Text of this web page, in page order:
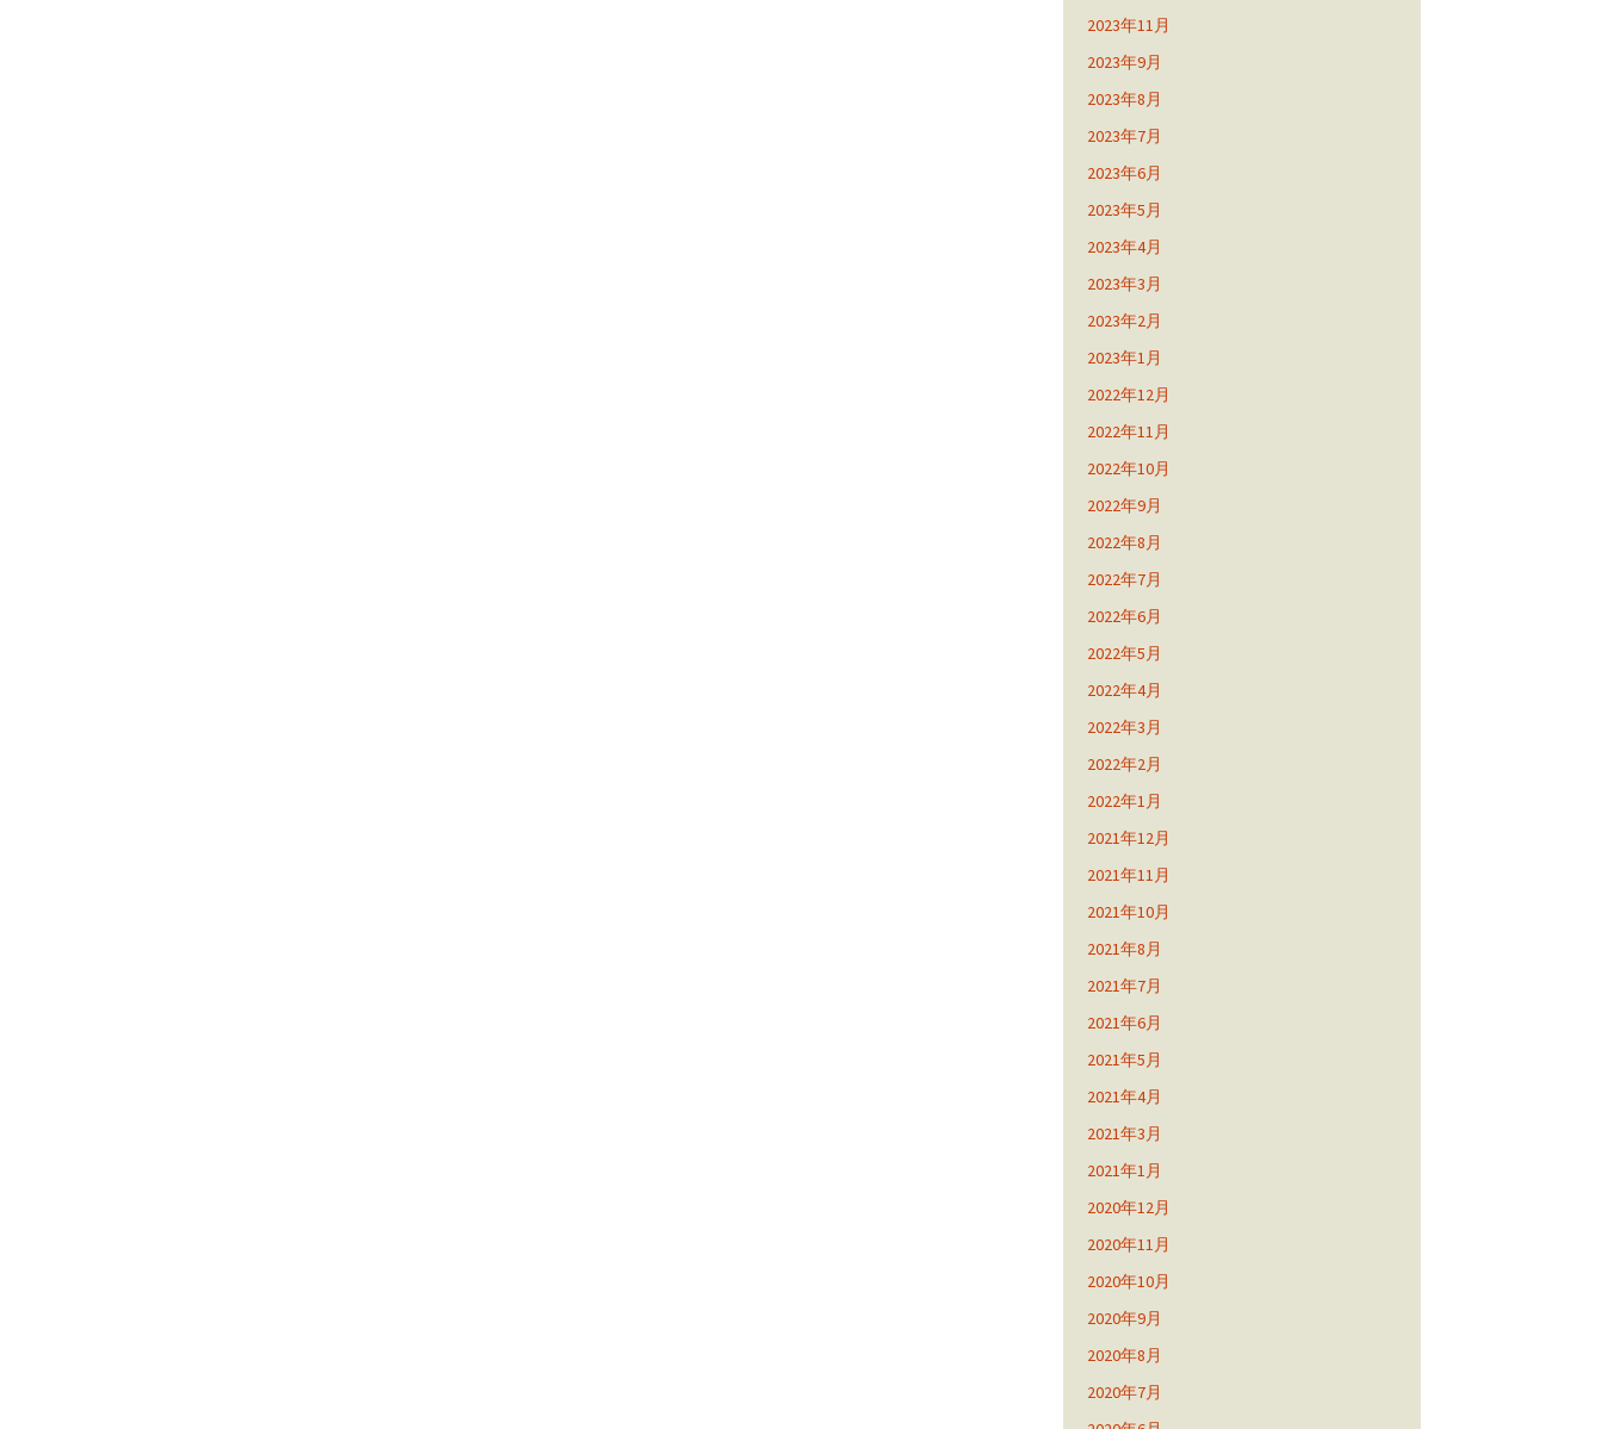
2023年11月
2023年9月
2023年8月
2023年7月
2023年6月
2023年5月
2023年4月
2023年3月
2023年2月
2023年1月
2022年12月
2022年11月
2022年10月
2022年9月
2022年8月
2022年7月
2022年6月
2022年5月
2022年4月
2022年3月
2022年2月
2022年1月
2021年12月
2021年11月
2021年10月
2021年8月
2021年7月
2021年6月
2021年5月
2021年4月
2021年3月
2021年1月
2020年12月
2020年11月
2020年10月
2020年9月
2020年8月
2020年7月